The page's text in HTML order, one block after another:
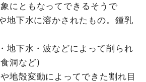
にともなってできるそうで
地下水に溶かされたもの。鍾乳
地下水・波などによって削られ
洞など)
や地殻変動によってできた割れ目